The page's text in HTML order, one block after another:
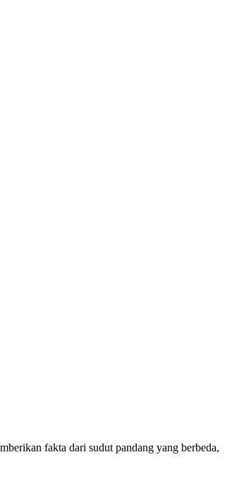
fakta dari sudut pandang yang berbeda,